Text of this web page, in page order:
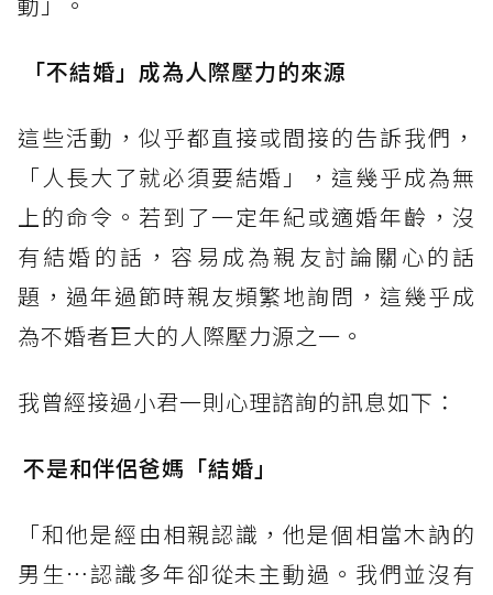
「不結婚」成為人際壓力的來源
這些活動，似乎都直接或間接的告訴我們，
「人長大了就必須要結婚」，這幾乎成為無
上的命令。若到了一定年紀或適婚年齡，沒
有結婚的話，容易成為親友討論關心的話
題，過年過節時親友頻繁地詢問，這幾乎成
為不婚者巨大的人際壓力源之一。
我曾經接過小君一則心理諮詢的訊息如下：
不是和伴侶爸媽「結婚」
「和他是經由相親認識，他是個相當木訥的
男生⋯認識多年卻從未主動過。我們並沒有